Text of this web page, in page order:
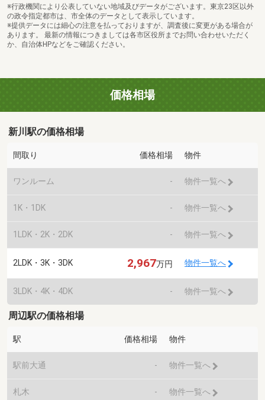
※行政機関により公表していない地域及びデータがございます。東京23区以外
の政令指定都市は、市全体のデータとして表示しています。
※提供データには細心の注意を払っておりますが、調査後に変更がある場合が
あります。 最新の情報につきましては各市区役所までお問い合わせいただく
か、自治体HPなどをご確認ください。
価格相場
新川駅の価格相場
間取り 価格相場 物件
ワンルーム - 物件一覧へ
1K・1DK - 物件一覧へ
1LDK・2K・2DK - 物件一覧へ
2LDK・3K・3DK 2,967万円 物件一覧へ
3LDK・4K・4DK - 物件一覧へ
周辺駅の価格相場
駅 価格相場 物件
駅前大通 - 物件一覧へ
札木 - 物件一覧へ